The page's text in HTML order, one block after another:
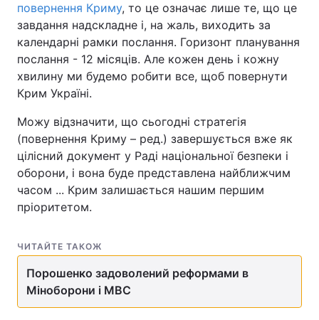
Тема оформлення
повернення Криму, то це означає лише те, що це
завдання надскладне і, на жаль, виходить за
календарні рамки послання. Горизонт планування
послання - 12 місяців. Але кожен день і кожну
хвилину ми будемо робити все, щоб повернути
Крим Україні.
Можу відзначити, що сьогодні стратегія
(повернення Криму – ред.) завершується вже як
цілісний документ у Раді національної безпеки і
оборони, і вона буде представлена найближчим
часом ... Крим залишається нашим першим
пріоритетом.
ЧИТАЙТЕ ТАКОЖ
Порошенко задоволений реформами в
Міноборони і МВС